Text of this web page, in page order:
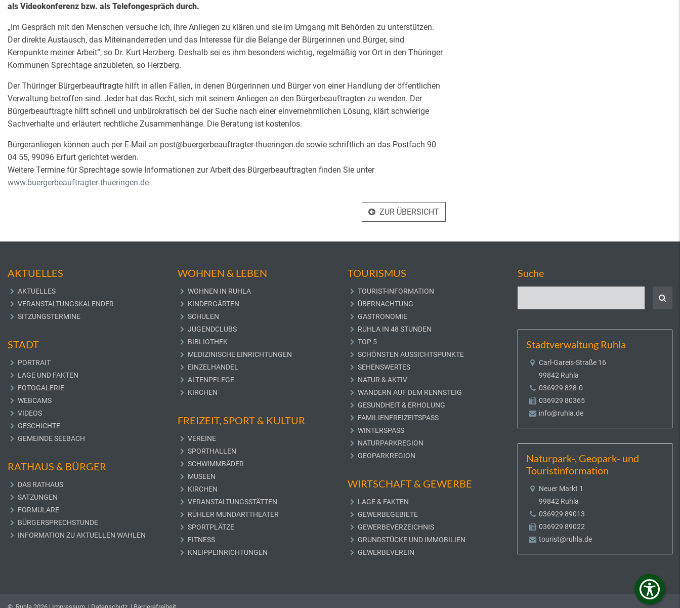
als Videokonferenz bzw. als Telefongespräch durch.
„Im Gespräch mit den Menschen versuche ich, ihre Anliegen zu klären und sie im Umgang mit Behörden zu unterstützen.
Der direkte Austausch, das Miteinanderreden und das Interesse für die Belange der Bürgerinnen und Bürger, sind
Kernpunkte meiner Arbeit“, so Dr. Kurt Herzberg. Deshalb sei es ihm besonders wichtig, regelmäßig vor Ort in den Thüringer
Kommunen Sprechtage anzubieten, so Herzberg.
Der Thüringer Bürgerbeauftragte hilft in allen Fällen, in denen Bürgerinnen und Bürger von einer Handlung der öffentlichen
Verwaltung betroffen sind. Jeder hat das Recht, sich mit seinem Anliegen an den Bürgerbeauftragten zu wenden. Der
Bürgerbeauftragte hilft schnell und unbürokratisch bei der Suche nach einer einvernehmlichen Lösung, klärt schwierige
Sachverhalte und erläutert rechtliche Zusammenhänge. Die Beratung ist kostenlos.
Bürgeranliegen können auch per E-Mail an post@buergerbeauftragter-thueringen.de sowie schriftlich an das Postfach 90
04 55, 99096 Erfurt gerichtet werden.
Weitere Termine für Sprechtage sowie Informationen zur Arbeit des Bürgerbeauftragten finden Sie unter
www.buergerbeauftragter-thueringen.de
ZUR ÜBERSICHT
AKTUELLES
AKTUELLES
VERANSTALTUNGSKALENDER
SITZUNGSTERMINE
STADT
PORTRAIT
LAGE UND FAKTEN
FOTOGALERIE
WEBCAMS
VIDEOS
GESCHICHTE
GEMEINDE SEEBACH
RATHAUS & BÜRGER
DAS RATHAUS
SATZUNGEN
FORMULARE
BÜRGERSPRECHSTUNDE
INFORMATION ZU AKTUELLEN WAHLEN
WOHNEN & LEBEN
WOHNEN IN RUHLA
KINDERGÄRTEN
SCHULEN
JUGENDCLUBS
BIBLIOTHEK
MEDIZINISCHE EINRICHTUNGEN
EINZELHANDEL
ALTENPFLEGE
KIRCHEN
FREIZEIT, SPORT & KULTUR
VEREINE
SPORTHALLEN
SCHWIMMBÄDER
MUSEEN
KIRCHEN
VERANSTALTUNGSSTÄTTEN
RÜHLER MUNDARTTHEATER
SPORTPLÄTZE
FITNESS
KNEIPPEINRICHTUNGEN
TOURISMUS
TOURIST-INFORMATION
ÜBERNACHTUNG
GASTRONOMIE
RUHLA IN 48 STUNDEN
TOP 5
SCHÖNSTEN AUSSICHTSPUNKTE
SEHENSWERTES
NATUR & AKTIV
WANDERN AUF DEM RENNSTEIG
GESUNDHEIT & ERHOLUNG
FAMILIENFREIZEITSPASS
WINTERSPASS
NATURPARKREGION
GEOPARKREGION
WIRTSCHAFT & GEWERBE
LAGE & FAKTEN
GEWERBEGEBIETE
GEWERBEVERZEICHNIS
GRUNDSTÜCKE UND IMMOBILIEN
GEWERBEVEREIN
Suche
Stadtverwaltung Ruhla
Carl-Gareis-Straße 16
99842 Ruhla
036929 828-0
036929 80365
info@ruhla.de
Naturpark-, Geopark- und
Touristinformation
Neuer Markt 1
99842 Ruhla
036929 89013
036929 89022
tourist@ruhla.de